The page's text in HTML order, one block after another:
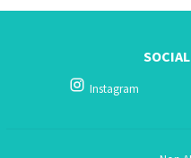
Instagram